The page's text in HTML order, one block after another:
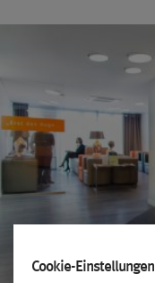
Cookie-Einstellungen